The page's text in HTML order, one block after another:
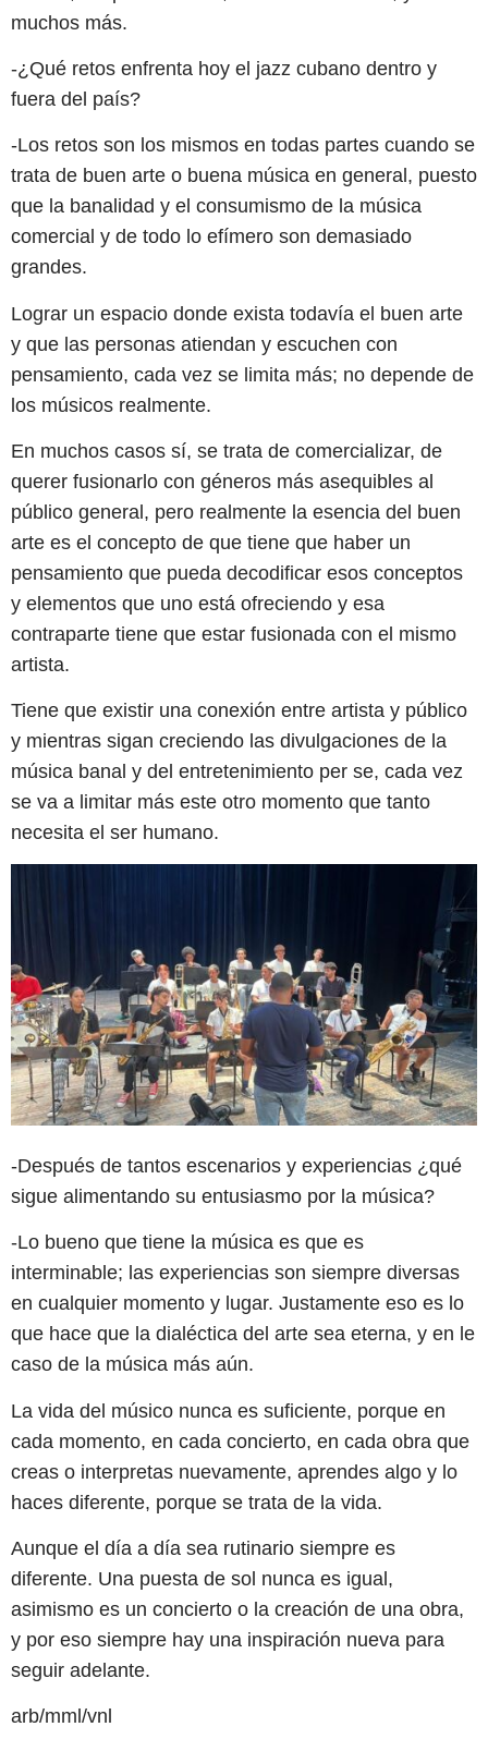
muchos más.
-¿Qué retos enfrenta hoy el jazz cubano dentro y
fuera del país?
-Los retos son los mismos en todas partes cuando se
trata de buen arte o buena música en general, puesto
que la banalidad y el consumismo de la música
comercial y de todo lo efímero son demasiado
grandes.
Lograr un espacio donde exista todavía el buen arte
y que las personas atiendan y escuchen con
pensamiento, cada vez se limita más; no depende de
los músicos realmente.
En muchos casos sí, se trata de comercializar, de
querer fusionarlo con géneros más asequibles al
público general, pero realmente la esencia del buen
arte es el concepto de que tiene que haber un
pensamiento que pueda decodificar esos conceptos
y elementos que uno está ofreciendo y esa
contraparte tiene que estar fusionada con el mismo
artista.
Tiene que existir una conexión entre artista y público
y mientras sigan creciendo las divulgaciones de la
música banal y del entretenimiento per se, cada vez
se va a limitar más este otro momento que tanto
necesita el ser humano.
-Después de tantos escenarios y experiencias ¿qué
sigue alimentando su entusiasmo por la música?
-Lo bueno que tiene la música es que es
interminable; las experiencias son siempre diversas
en cualquier momento y lugar. Justamente eso es lo
que hace que la dialéctica del arte sea eterna, y en le
caso de la música más aún.
La vida del músico nunca es suficiente, porque en
cada momento, en cada concierto, en cada obra que
creas o interpretas nuevamente, aprendes algo y lo
haces diferente, porque se trata de la vida.
Aunque el día a día sea rutinario siempre es
diferente. Una puesta de sol nunca es igual,
asimismo es un concierto o la creación de una obra,
y por eso siempre hay una inspiración nueva para
seguir adelante.
arb/mml/vnl